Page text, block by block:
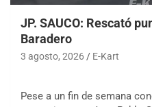
JP. SAUCO: Rescató
Baradero
3 agosto, 2026 E-Kart
Pese a un fin de semana